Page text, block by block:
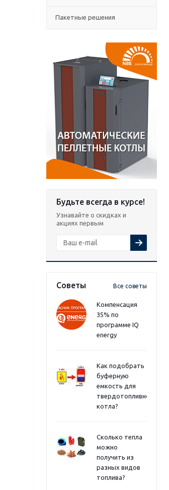
Пакетные решения
Будьте всегда в курсе!
Узнавайте о скидках и
акциях первым
Советы Все советы
Компенсация
35% по
программе IQ
energy
Как подобрать
буферную
емкость для
твердотопливного
котла?
Сколько тепла
можно
получить из
разных видов
топлива?